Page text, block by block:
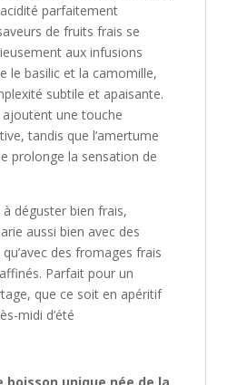
parfaitement
de fruits frais se
aux infusions
le basilic et la camomille,
subtile et apaisante.
ajoutent une touche
tandis que l’amertume
prolonge la sensation de
à déguster bien frais,
aussi bien avec des
des fromages frais
Parfait pour un
que ce soit en apéritif
midi d’été